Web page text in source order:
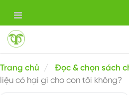
Trang chủ Đọc & chọn sách
liệu có hại gì cho con tôi không?